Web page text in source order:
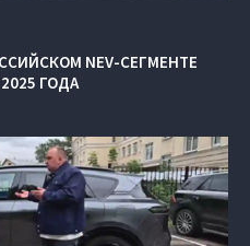
NEV-СЕГМЕНТЕ
ГОДА